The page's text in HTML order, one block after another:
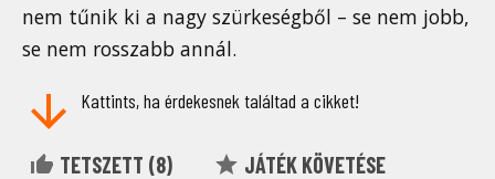
nem tűnik ki a nagy szürkeségből – se nem jobb,
se nem rosszabb annál.
Kattints, ha érdekesnek találtad a cikket!
TETSZETT (8) JÁTÉK KÖVETÉSE